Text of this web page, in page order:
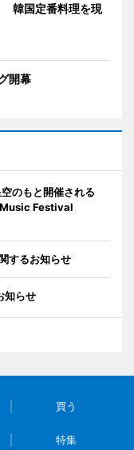
韓国定番料理を現
開幕
のもと開催される
Festival
するお知らせ
知らせ
買う
特集